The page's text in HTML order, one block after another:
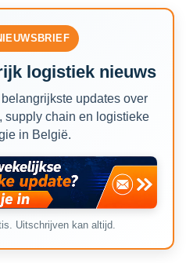
logistiek nieuws
updates over
supply chain en logistieke
in België.
Uitschrijven kan altijd.